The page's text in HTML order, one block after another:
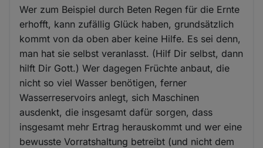
Wer zum Beispiel durch Beten Regen für die Ernte
erhofft, kann zufällig Glück haben, grundsätzlich
kommt von da oben aber keine Hilfe. Es sei denn,
man hat sie selbst veranlasst. (Hilf Dir selbst, dann
hilft Dir Gott.) Wer dagegen Früchte anbaut, die
nicht so viel Wasser benötigen, ferner
Wasserreservoirs anlegt, sich Maschinen
ausdenkt, die insgesamt dafür sorgen, dass
insgesamt mehr Ertrag herauskommt und wer eine
bewusste Vorratshaltung betreibt (und nicht dem